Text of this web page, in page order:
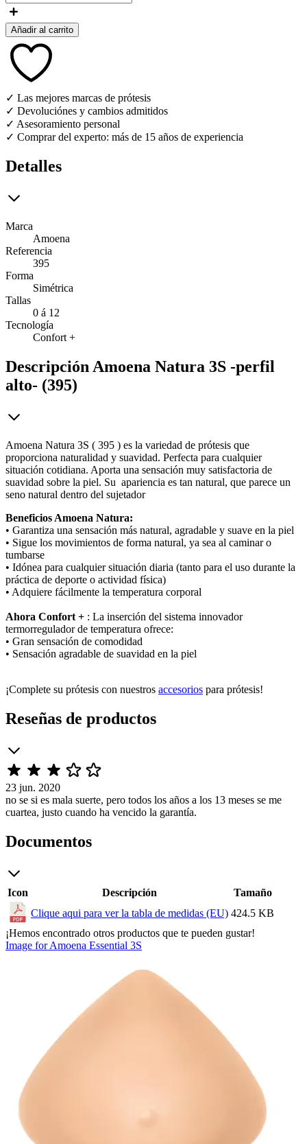
Añadir al carrito
✓ Las mejores marcas de prótesis
✓ Devoluciónes y cambios admitidos
✓ Asesoramiento personal
✓ Comprar del experto: más de 15 años de experiencia
Detalles
Marca
Amoena
Referencia
395
Forma
Simétrica
Tallas
0 á 12
Tecnología
Confort +
Descripción Amoena Natura 3S -perfil
alto- (395)
Amoena Natura 3S ( 395 ) es la variedad de prótesis que
proporciona naturalidad y suavidad. Perfecta para cualquier
situación cotidiana. Aporta una sensación muy satisfactoria de
suavidad sobre la piel. Su apariencia es tan natural, que parece un
seno natural dentro del sujetador
Beneficios Amoena Natura:
• Garantiza una sensación más natural, agradable y suave en la piel
• Sigue los movimientos de forma natural, ya sea al caminar o
tumbarse
• Idónea para cualquier situación diaria (tanto para el uso durante la
práctica de deporte o actividad física)
• Adquiere fácilmente la temperatura corporal
Ahora Confort + : La inserción del sistema innovador
termorregulador de temperatura ofrece:
• Gran sensación de comodidad
• Sensación agradable de suavidad en la piel
¡Complete su prótesis con nuestros accesorios para prótesis!
Reseñas de productos
23 jun. 2020
no se si es mala suerte, pero todos los años a los 13 meses se me
cuartea, justo cuando ha vencido la garantía.
Documentos
Icon Descripción
Tamaño
Clique aqui para ver la tabla de medidas (EU) 424.5 KB
¡Hemos encontrado otros productos que te pueden gustar!
Image for Amoena Essential 3S